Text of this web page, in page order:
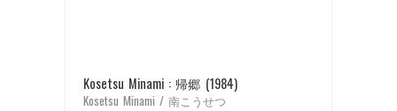
Kosetsu Minami : 帰郷 (1984)
Kosetsu Minami / 南こうせつ